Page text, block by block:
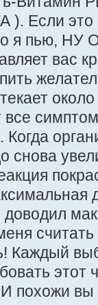
Если это
я пью, НУ
вас
все
Когда
снова
доводил
Каждый
И похожи